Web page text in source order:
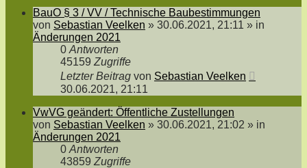
BauO § 3 / VV / Technische Baubestimmungen
von Sebastian Veelken » 30.06.2021, 21:11 » in
Änderungen 2021
0 Antworten
45159 Zugriffe
Letzter Beitrag von Sebastian Veelken
30.06.2021, 21:11
VwVG geändert: Öffentliche Zustellungen
von Sebastian Veelken » 30.06.2021, 21:02 » in
Änderungen 2021
0 Antworten
43859 Zugriffe